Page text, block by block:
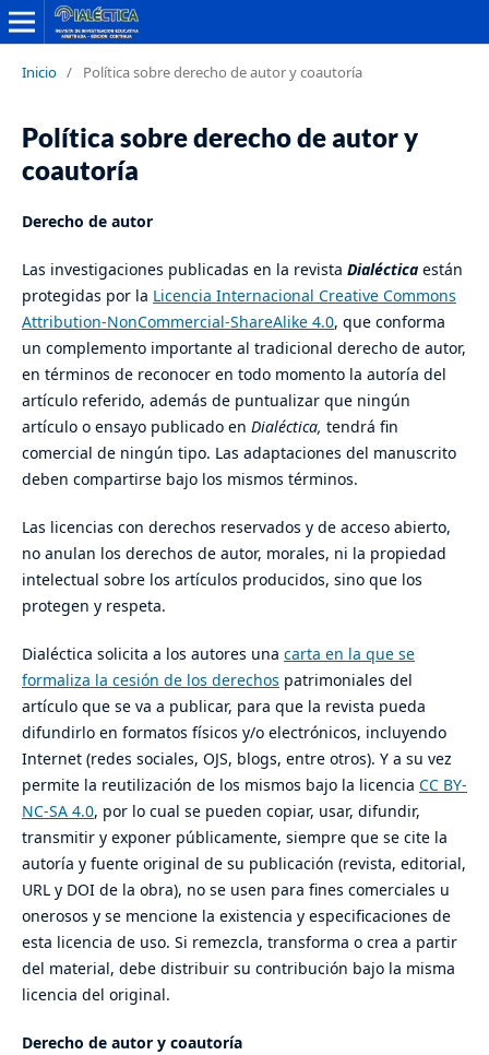
Inicio / Política sobre derecho de autor y coautoría
Política sobre derecho de autor y
coautoría
Derecho de autor
Las investigaciones publicadas en la revista Dialéctica están
protegidas por la Licencia Internacional Creative Commons
Attribution-NonCommercial-ShareAlike 4.0, que conforma
un complemento importante al tradicional derecho de autor,
en términos de reconocer en todo momento la autoría del
artículo referido, además de puntualizar que ningún
artículo o ensayo publicado en Dialéctica, tendrá fin
comercial de ningún tipo. Las adaptaciones del manuscrito
deben compartirse bajo los mismos términos.
Las licencias con derechos reservados y de acceso abierto,
no anulan los derechos de autor, morales, ni la propiedad
intelectual sobre los artículos producidos, sino que los
protegen y respeta.
Dialéctica solicita a los autores una carta en la que se
formaliza la cesión de los derechos patrimoniales del
artículo que se va a publicar, para que la revista pueda
difundirlo en formatos físicos y/o electrónicos, incluyendo
Internet (redes sociales, OJS, blogs, entre otros). Y a su vez
permite la reutilización de los mismos bajo la licencia CC BY-
NC-SA 4.0, por lo cual se pueden copiar, usar, difundir,
transmitir y exponer públicamente, siempre que se cite la
autoría y fuente original de su publicación (revista, editorial,
URL y DOI de la obra), no se usen para fines comerciales u
onerosos y se mencione la existencia y especificaciones de
esta licencia de uso. Si remezcla, transforma o crea a partir
del material, debe distribuir su contribución bajo la misma
licencia del original.
Derecho de autor y coautoría